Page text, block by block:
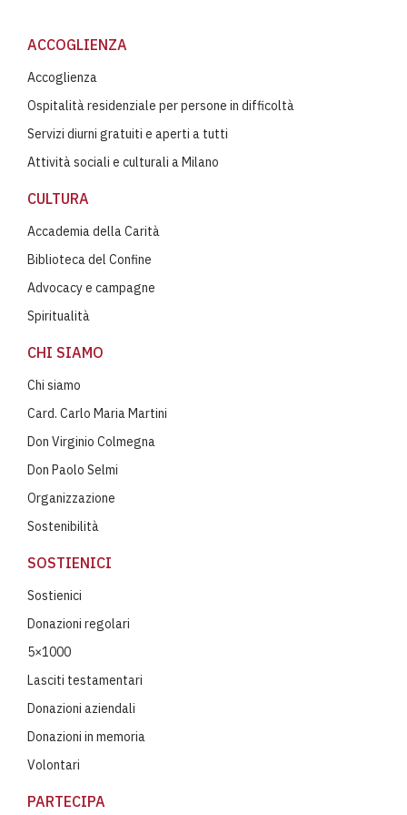
ACCOGLIENZA
Accoglienza
Ospitalità residenziale per persone in difficoltà
Servizi diurni gratuiti e aperti a tutti
Attività sociali e culturali a Milano
CULTURA
Accademia della Carità
Biblioteca del Confine
Advocacy e campagne
Spiritualità
CHI SIAMO
Chi siamo
Card. Carlo Maria Martini
Don Virginio Colmegna
Don Paolo Selmi
Organizzazione
Sostenibilità
SOSTIENICI
Sostienici
Donazioni regolari
5×1000
Lasciti testamentari
Donazioni aziendali
Donazioni in memoria
Volontari
PARTECIPA